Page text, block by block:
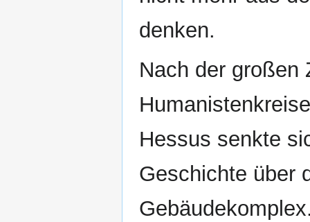
denken.
Nach der großen
Hessus senkte
Geschichte über